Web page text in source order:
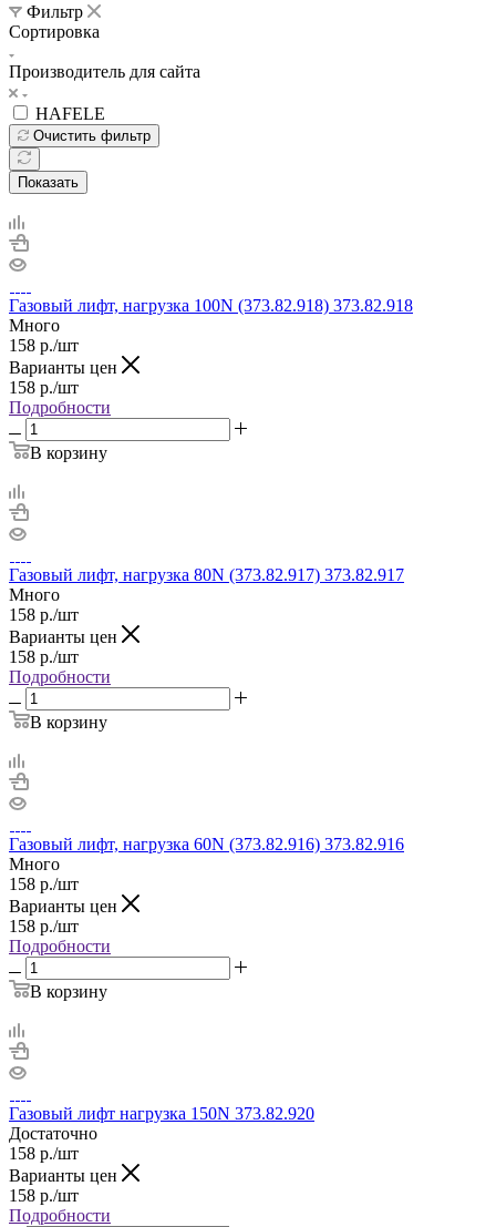
Фильтр
Сортировка
Производитель для сайта
HAFELE
Очистить фильтр
Показать
Газовый лифт, нагрузка 100N (373.82.918) 373.82.918
Много
158 р./шт
Варианты цен
158 р./шт
Подробности
В корзину
Газовый лифт, нагрузка 80N (373.82.917) 373.82.917
Много
158 р./шт
Варианты цен
158 р./шт
Подробности
В корзину
Газовый лифт, нагрузка 60N (373.82.916) 373.82.916
Много
158 р./шт
Варианты цен
158 р./шт
Подробности
В корзину
Газовый лифт нагрузка 150N 373.82.920
Достаточно
158 р./шт
Варианты цен
158 р./шт
Подробности